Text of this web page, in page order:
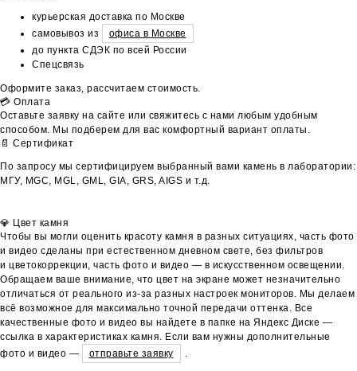
курьерская доставка по Москве
самовывоз из
офиса в Москве
до пункта СДЭК по всей России
Спецсвязь
Оформите заказ, рассчитаем стоимость.
💳 Оплата
Оставьте заявку на сайте или свяжитесь с нами любым удобным
способом. Мы подберем для вас комфортный вариант оплаты.
📄 Сертификат
По запросу мы сертифицируем выбранный вами камень в лаборатории:
МГУ, MGC, MGL, GML, GIA, GRS, AIGS и т.д.
💎 Цвет камня
Чтобы вы могли оценить красоту камня в разных ситуациях, часть фото
и видео сделаны при естественном дневном свете, без фильтров
и цветокоррекции, часть фото и видео — в искусственном освещении.
Обращаем ваше внимание, что цвет на экране может незначительно
отличаться от реального из-за разных настроек мониторов. Мы делаем
всё возможное для максимально точной передачи оттенка. Все
качественные фото и видео вы найдете в папке на Яндекс Диске —
ссылка в характеристиках камня. Если вам нужны дополнительные
фото и видео —
отправьте заявку